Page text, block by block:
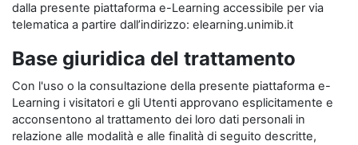
dalla presente piattaforma e-Learning accessibile per via
telematica a partire dall’indirizzo: elearning.unimib.it
Base giuridica del trattamento
Con l'uso o la consultazione della presente piattaforma e-
Learning i visitatori e gli Utenti approvano esplicitamente e
acconsentono al trattamento dei loro dati personali in
relazione alle modalità e alle finalità di seguito descritte,